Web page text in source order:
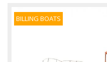
BILLING BOATS